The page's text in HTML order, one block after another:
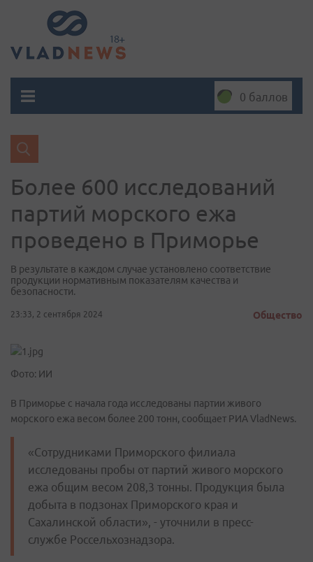
0 баллов
Более 600 исследований
партий морского ежа
проведено в Приморье
В результате в каждом случае установлено соответствие
продукции нормативным показателям качества и
безопасности.
23:33, 2 сентября 2024 Общество
Фото: ИИ
В Приморье с начала года исследованы партии живого
морского ежа весом более 200 тонн, сообщает РИА VladNews.
«Сотрудниками Приморского филиала
исследованы пробы от партий живого морского
ежа общим весом 208,3 тонны. Продукция была
добыта в подзонах Приморского края и
Сахалинской области», - уточнили в пресс-
службе Россельхознадзора.